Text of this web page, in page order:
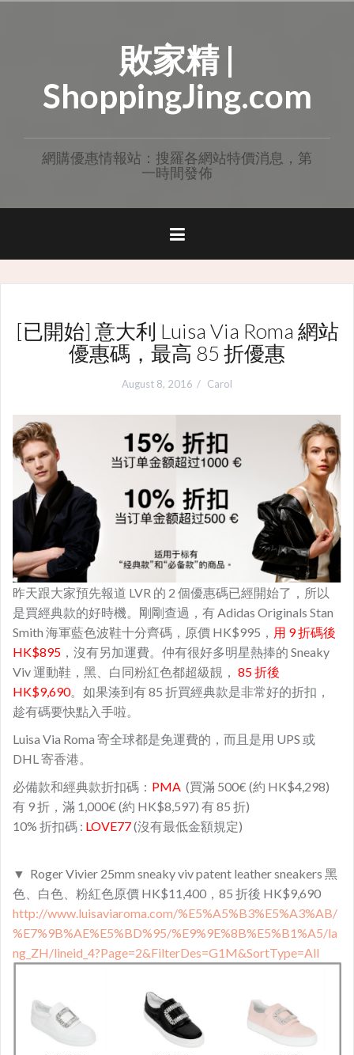
敗家精 |
ShoppingJing.com
網購優惠情報站：搜羅各網站特價消息，第
一時間發佈
[已開始] 意大利 Luisa Via Roma 網站
優惠碼，最高 85 折優惠
August 8, 2016 Carol
昨天跟大家預先報道 LVR 的 2 個優惠碼已經開始了，所以
是買經典款的好時機。剛剛查過，有 Adidas Originals Stan
Smith 海軍藍色波鞋十分齊碼，原價 HK$995， 用 9 折碼後
HK$895 ，沒有另加運費。仲有很好多明星熱捧的 Sneaky
Viv 運動鞋，黑、白同粉紅色都超級靚， 85 折後
HK$9,690。如果湊到有 85 折買經典款是非常好的折扣，
趁有碼要快點入手啦。
Luisa Via Roma 寄全球都是免運費的，而且是用 UPS 或
DHL 寄香港。
必備款和經典款折扣碼： PMA (買滿 500€ (約 HK$4,298)
有 9 折，滿 1,000€ (約 HK$8,597) 有 85 折)
10% 折扣碼 : LOVE77(沒有最低金額規定)
▼ Roger Vivier 25mm sneaky viv patent leather sneakers 黑
色、白色、粉紅色原價 HK$11,400，85 折後 HK$9,690
http://www.luisaviaroma.com/%E5%A5%B3%E5%A3%AB/
%E7%9B%AE%E5%BD%95/%E9%9E%8B%E5%B1%A5/la
ng_ZH/lineid_4?Page=2&FilterDes=G1M&SortType=All